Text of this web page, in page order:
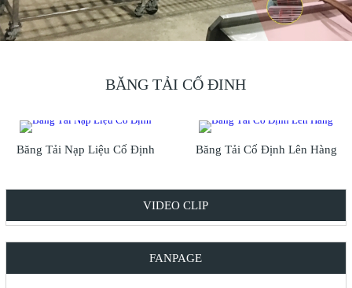
BĂNG TẢI CỐ ĐINH
Băng Tải Nạp Liệu Cố Định Băng Tải Cố Định Lên Hàng
VIDEO CLIP
FANPAGE